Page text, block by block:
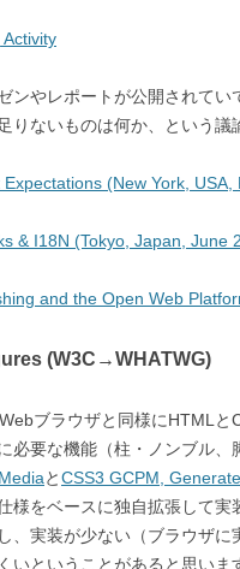
ンやレポートが公開されて
りないものは何か、という議
(New York,
& I18N (Tokyo, Japan, June
and the Open Web
(W3C→WHATWG)
ブラウザと同様にHTML
必要な機能（柱・ノンブル
とCSS3 GCPM,
様をベースに独自拡張して
、実装が少ない（ブラウザ
いということがあると思い